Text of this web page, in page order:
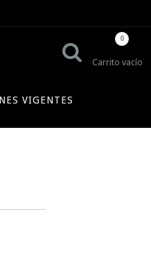
Carrito vacío
0
VIGENTES